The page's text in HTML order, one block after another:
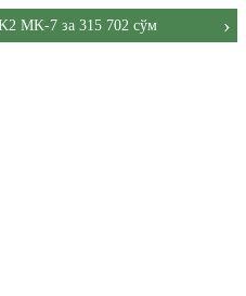
MK-7 за 315 702 сўм ›